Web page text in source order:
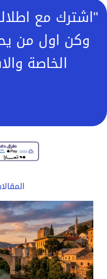
"اشترك مع
وكن اول من
الخاصة